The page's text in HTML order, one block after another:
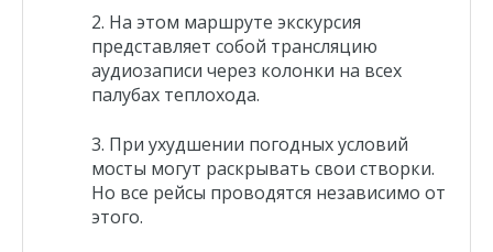
На этом маршруте экскурсия
представляет собой трансляцию
аудиозаписи через колонки на всех
палубах теплохода.
При ухудшении погодных условий
мосты могут раскрывать свои створки.
Но все рейсы проводятся независимо от
этого.